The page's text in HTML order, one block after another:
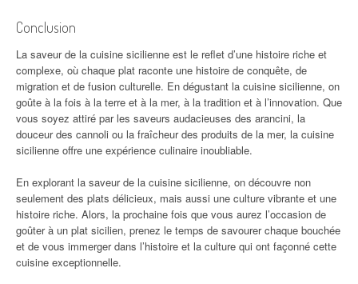
Conclusion
La saveur de la cuisine sicilienne est le reflet d’une histoire riche et
complexe, où chaque plat raconte une histoire de conquête, de
migration et de fusion culturelle. En dégustant la cuisine sicilienne, on
goûte à la fois à la terre et à la mer, à la tradition et à l’innovation. Que
vous soyez attiré par les saveurs audacieuses des arancini, la
douceur des cannoli ou la fraîcheur des produits de la mer, la cuisine
sicilienne offre une expérience culinaire inoubliable.
En explorant la saveur de la cuisine sicilienne, on découvre non
seulement des plats délicieux, mais aussi une culture vibrante et une
histoire riche. Alors, la prochaine fois que vous aurez l’occasion de
goûter à un plat sicilien, prenez le temps de savourer chaque bouchée
et de vous immerger dans l’histoire et la culture qui ont façonné cette
cuisine exceptionnelle.